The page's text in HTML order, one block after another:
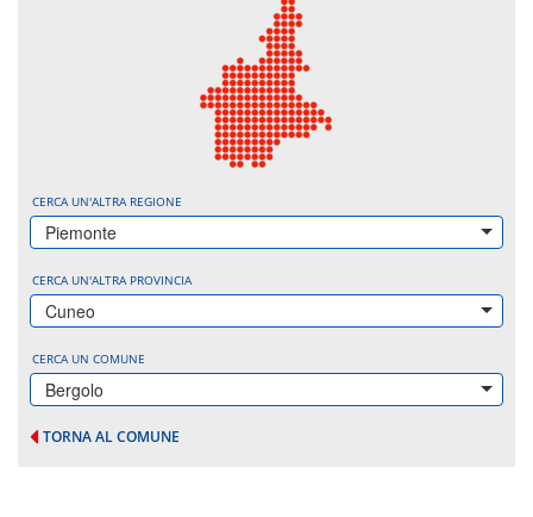
CERCA UN'ALTRA REGIONE
Piemonte
CERCA UN'ALTRA PROVINCIA
Cuneo
CERCA UN COMUNE
Bergolo
TORNA AL COMUNE